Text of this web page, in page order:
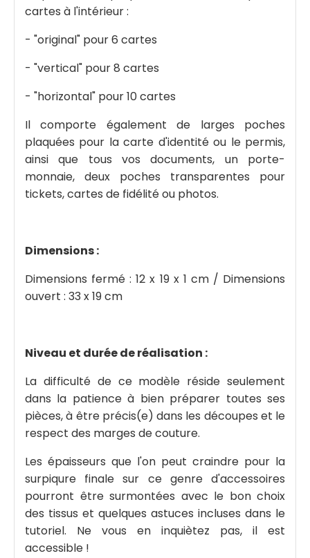
cartes à l'intérieur :
- "original" pour 6 cartes
- "vertical" pour 8 cartes
- "horizontal" pour 10 cartes
Il comporte également de larges poches
plaquées pour la carte d'identité ou le permis,
ainsi que tous vos documents, un porte-
monnaie, deux poches transparentes pour
tickets, cartes de fidélité ou photos.
Dimensions :
Dimensions fermé : 12 x 19 x 1 cm / Dimensions
ouvert : 33 x 19 cm
Niveau et durée de réalisation :
La difficulté de ce modèle réside seulement
dans la patience à bien préparer toutes ses
pièces, à être précis(e) dans les découpes et le
respect des marges de couture.
Les épaisseurs que l'on peut craindre pour la
surpiqure finale sur ce genre d'accessoires
pourront être surmontées avec le bon choix
des tissus et quelques astuces incluses dans le
tutoriel. Ne vous en inquiètez pas, il est
accessible !